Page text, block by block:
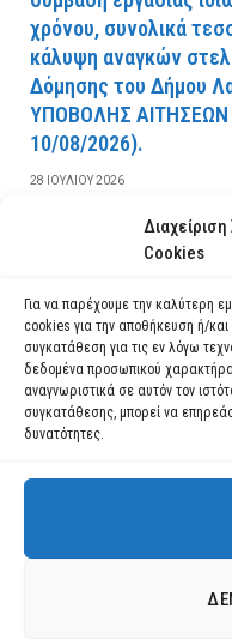
Cookies
Για να παρέχουμε την καλύτερη
cookies για την αποθήκευση ή/
συγκατάθεση για τις εν λόγω
δεδομένα προσωπικού
αναγνωριστικά σε αυτόν τον
συγκατάθεσης, μπορεί να
δυνατότητες.
χρόνου, συνολικά
κάλυψη αναγκών
Δόμησης του Δήμου
YΠOBOΛHΣ
10/08/2026).
28 ΙΟΥΛΊΟΥ 2026
ΔΙΑΒΆΣΤΕ ΠΕΡΙΣΣΌΤΕΡΑ
Χρησιμοποιούμε cookies για
πλοήγησης στον ιστότοπό μας.